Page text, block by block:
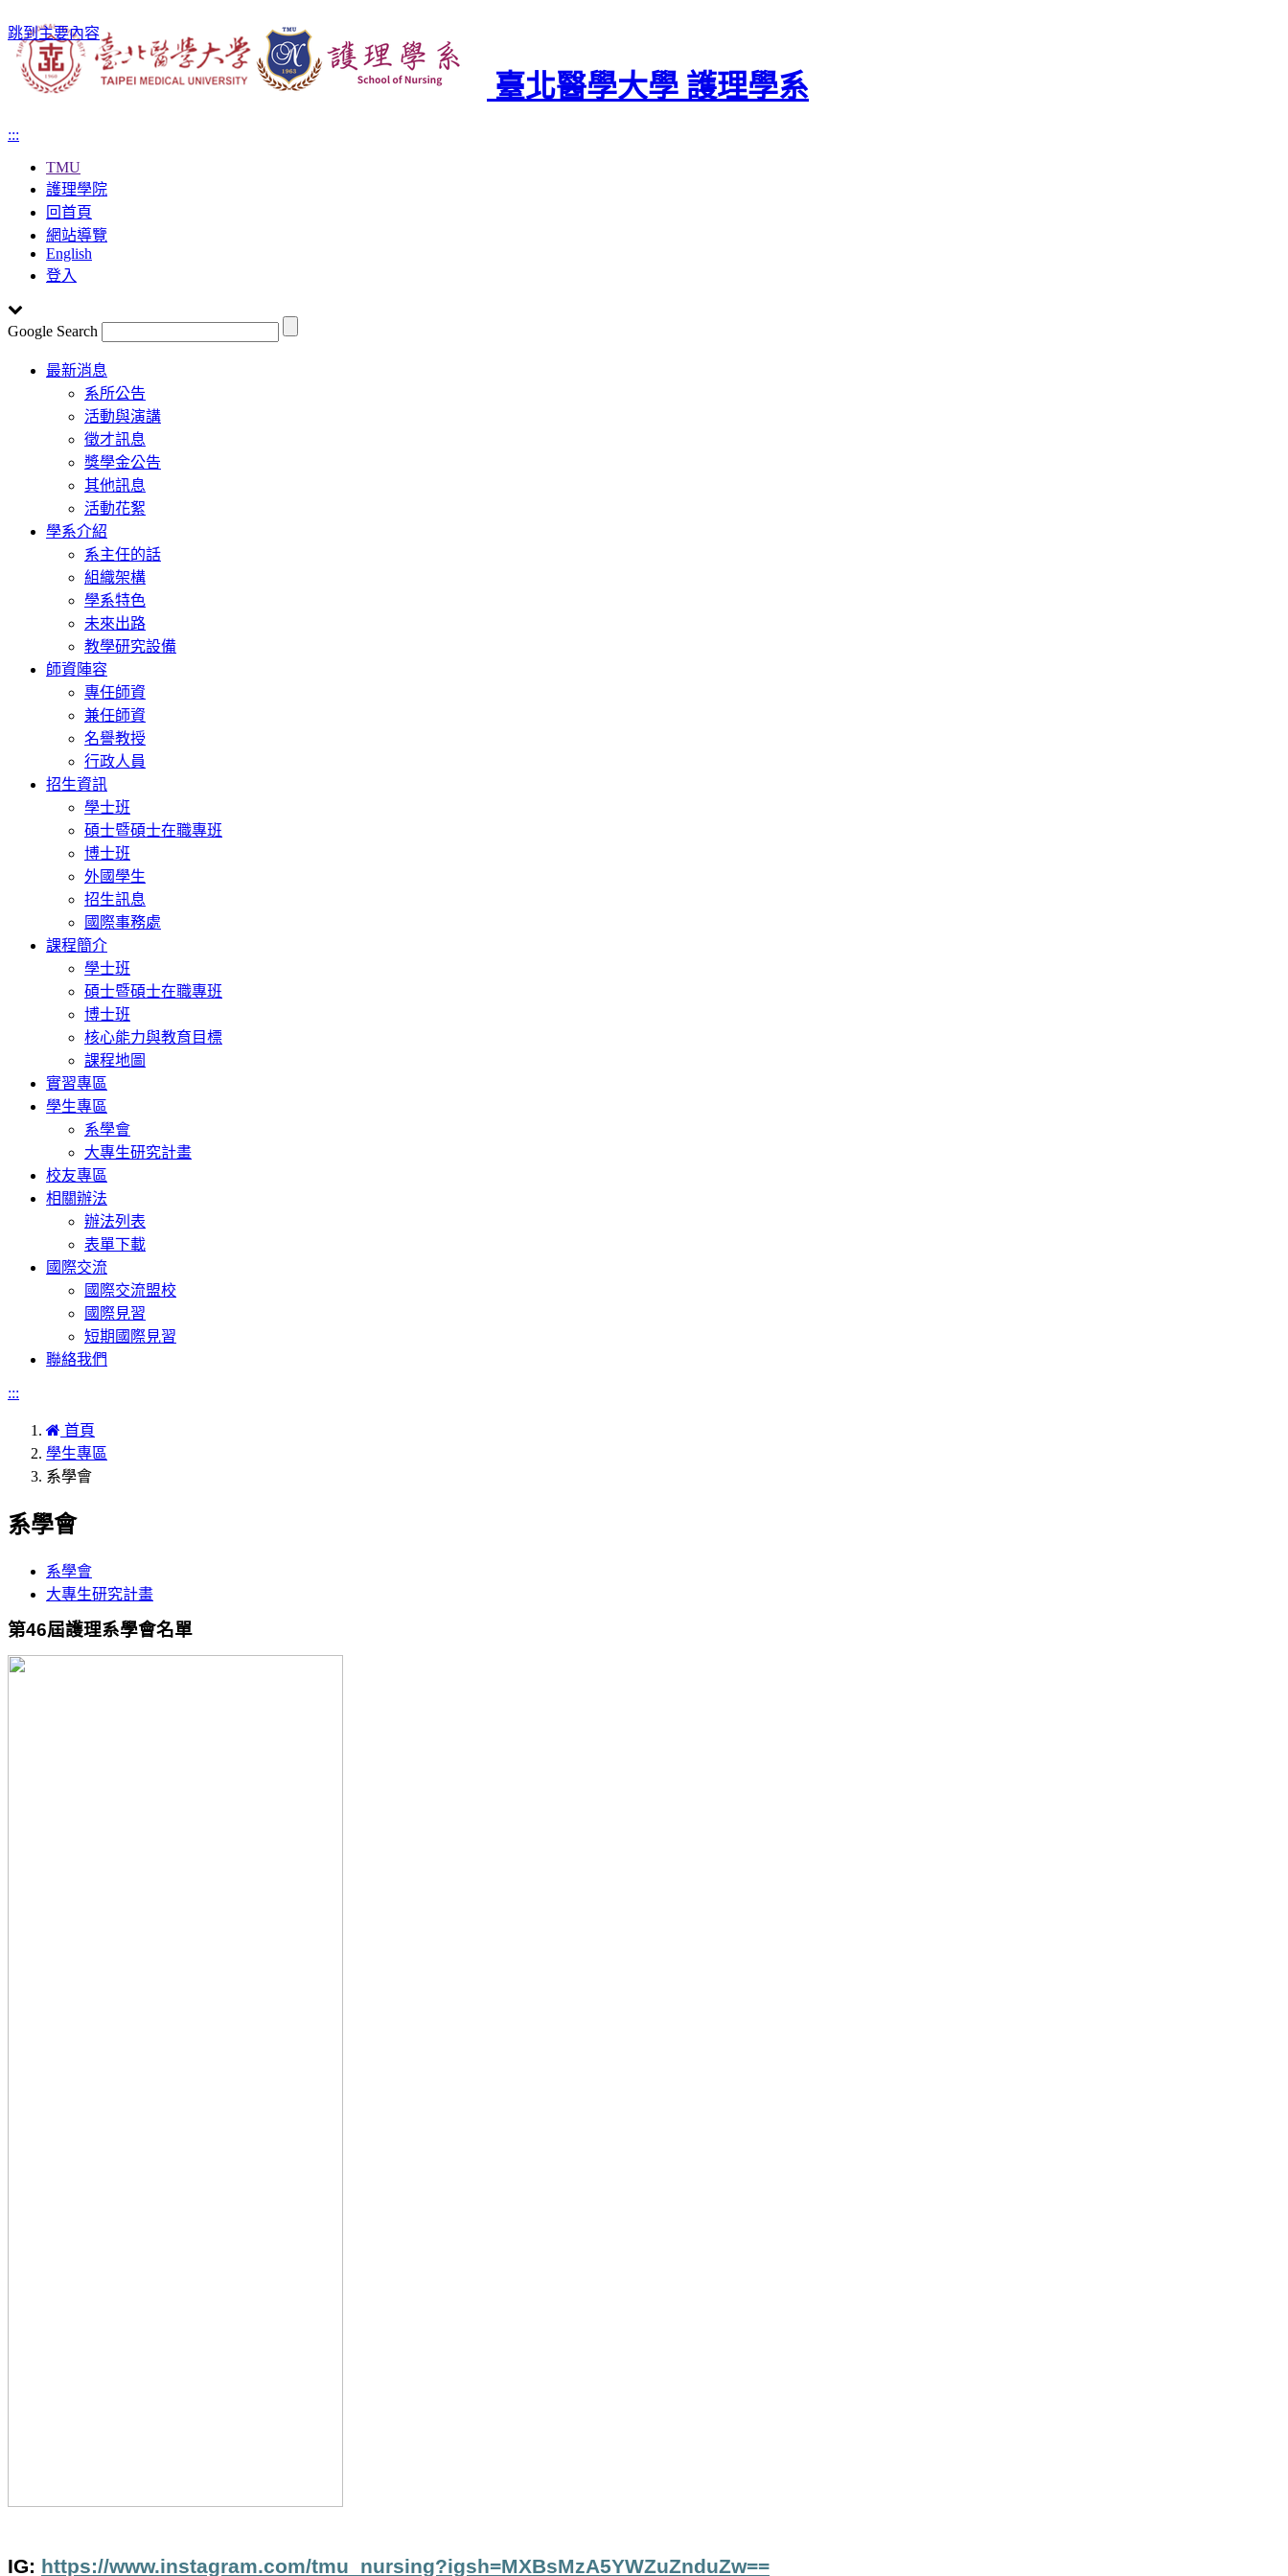
跳到主要內容
臺北醫學大學 護理學系
:::
TMU
護理學院
回首頁
網站導覽
English
登入
Google Search
Toggle
navigation
最新消息
系所公告
活動與演講
徵才訊息
獎學金公告
其他訊息
活動花絮
學系介紹
系主任的話
組織架構
學系特色
未來出路
教學研究設備
師資陣容
專任師資
兼任師資
名譽教授
行政人員
招生資訊
學士班
碩士暨碩士在職專班
博士班
外國學生
招生訊息
國際事務處
課程簡介
學士班
碩士暨碩士在職專班
博士班
核心能力與教育目標
課程地圖
實習專區
學生專區
系學會
大專生研究計畫
校友專區
相關辦法
辦法列表
表單下載
國際交流
國際交流盟校
國際見習
短期國際見習
聯絡我們
:::
首頁
學生專區
系學會
系學會
系學會
大專生研究計畫
第46屆護理系學會名單
IG: https://www.instagram.com/tmu_nursing?igsh=MXBsMzA5YWZuZnduZw==